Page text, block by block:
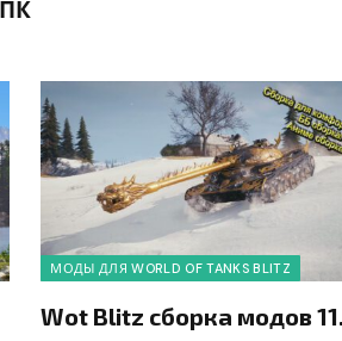
МОДЫ ДЛЯ WORLD OF TANKS BLITZ
Wot Blitz сборка модов